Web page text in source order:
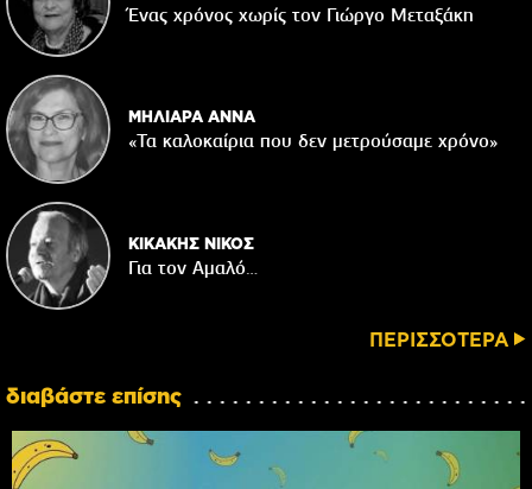
Ένας χρόνος χωρίς τον Γιώργο Μεταξάκη
ΜΗΛΙΑΡΑ ΑΝΝΑ
«Τα καλοκαίρια που δεν μετρούσαμε χρόνο»
ΚΙΚΑΚΗΣ ΝΙΚΟΣ
Για τον Αμαλό…
ΠΕΡΙΣΣΟΤΕΡΑ
διαβάστε επίσης